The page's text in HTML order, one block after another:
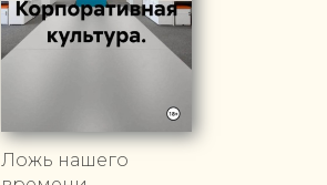
Ложь нашего